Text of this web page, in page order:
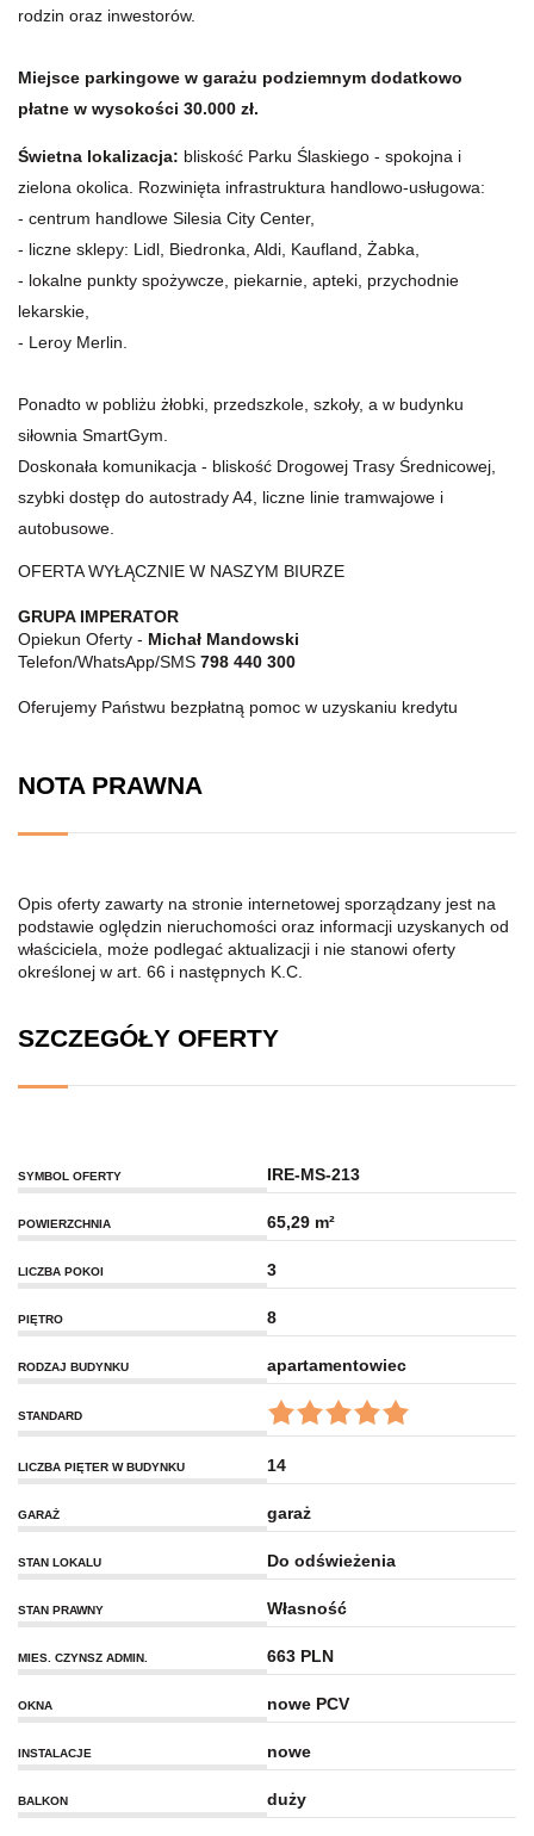
rodzin oraz inwestorów.
Miejsce parkingowe w garażu podziemnym dodatkowo
płatne w wysokości 30.000 zł.
Świetna lokalizacja: bliskość Parku Ślaskiego - spokojna i
zielona okolica. Rozwinięta infrastruktura handlowo-usługowa:
- centrum handlowe Silesia City Center,
- liczne sklepy: Lidl, Biedronka, Aldi, Kaufland, Żabka,
- lokalne punkty spożywcze, piekarnie, apteki, przychodnie
lekarskie,
- Leroy Merlin.
Ponadto w pobliżu żłobki, przedszkole, szkoły, a w budynku
siłownia SmartGym.
Doskonała komunikacja - bliskość Drogowej Trasy Średnicowej,
szybki dostęp do autostrady A4, liczne linie tramwajowe i
autobusowe.
OFERTA WYŁĄCZNIE W NASZYM BIURZE
GRUPA IMPERATOR
Opiekun Oferty - Michał Mandowski
Telefon/WhatsApp/SMS 798 440 300
Oferujemy Państwu bezpłatną pomoc w uzyskaniu kredytu
NOTA PRAWNA
Opis oferty zawarty na stronie internetowej sporządzany jest na
podstawie oględzin nieruchomości oraz informacji uzyskanych od
właściciela, może podlegać aktualizacji i nie stanowi oferty
określonej w art. 66 i następnych K.C.
SZCZEGÓŁY OFERTY
SYMBOL OFERTY IRE-MS-213
POWIERZCHNIA 65,29 m²
LICZBA POKOI 3
PIĘTRO 8
RODZAJ BUDYNKU apartamentowiec
STANDARD
LICZBA PIĘTER W BUDYNKU 14
GARAŻ garaż
STAN LOKALU Do odświeżenia
STAN PRAWNY Własność
MIES. CZYNSZ ADMIN. 663 PLN
OKNA nowe PCV
INSTALACJE nowe
BALKON duży